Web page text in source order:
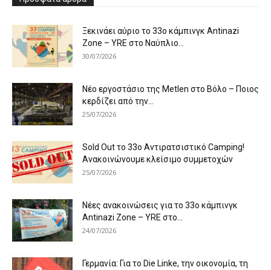
Ξεκινάει αύριο το 33ο κάμπινγκ Antinazi
Zone – YRE στο Ναύπλιο...
30/07/2026
Νέο εργοστάσιο της Metlen στο Βόλο – Ποιος
κερδίζει από την...
25/07/2026
Sold Out το 33ο Αντιρατσιστικό Camping!
Ανακοινώνουμε κλείσιμο συμμετοχών
25/07/2026
Νέες ανακοινώσεις για το 33ο κάμπινγκ
Antinazi Zone – YRE στο...
24/07/2026
Γερμανία: Για το Die Linke, την οικονομία, τη